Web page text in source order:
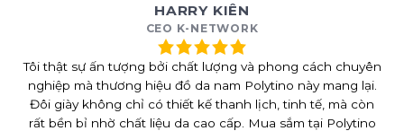
HARRY KIÊN
CEO K-NETWORK
Tôi thật sự ấn tượng bởi chất lượng và phong cách chuyên
nghiệp mà thương hiệu đồ da nam Polytino này mang lại.
Đôi giày không chỉ có thiết kế thanh lịch, tinh tế, mà còn
rất bền bỉ nhờ chất liệu da cao cấp. Mua sắm tại Polytino